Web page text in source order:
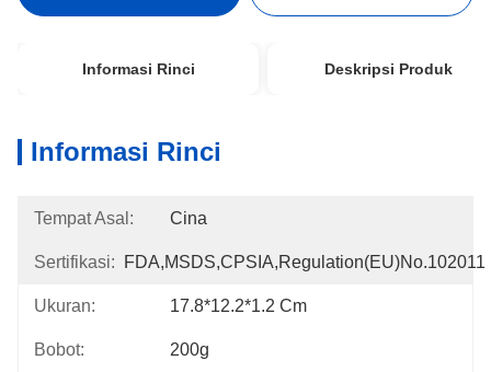
Informasi Rinci Deskripsi Produk
Informasi Rinci
Tempat Asal: Cina
Sertifikasi: FDA,MSDS,CPSIA,Regulation(EU)no.102011
Ukuran: 17.8*12.2*1.2 Cm
Bobot: 200g